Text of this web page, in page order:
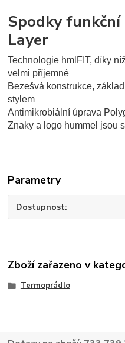
Spodky
Layer
Technologie hmlFIT, díky
velmi příjemné
Bezešvá konstrukce,
stylem
Antimikrobiální úprava
Znaky a logo hummel jsou
Parametry
Dostupnost
Zboží zařazeno v
Termoprádlo